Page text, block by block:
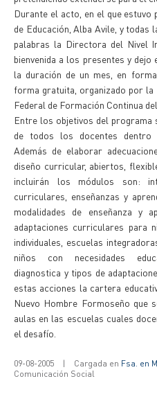
Durante el acto, en el que estuvo
de Educación, Alba Avile, y todas
palabras la Directora del Nivel
bienvenida a los presentes y
la duración de un mes, en
forma gratuita, organizado por
Federal de Formación Continua
Entre los objetivos del programa
de todos los docentes dentro
Además de elaborar
diseño curricular, abiertos,
incluirán los módulos son:
curriculares, enseñanzas y
modalidades de enseñanza y
adaptaciones curriculares para
individuales, escuelas
niños con necesidades
diagnostica y tipos de
estas acciones la cartera
Nuevo Hombre Formoseño que
aulas en las escuelas cuales
el desafío.
09-08-2005 | Cargada en Fsa. en
Comunicación Social